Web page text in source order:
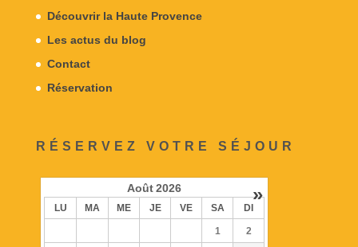
Découvrir la Haute Provence
Les actus du blog
Contact
Réservation
RÉSERVEZ VOTRE SÉJOUR
»
Août 2026
LU MA ME JE VE SA DI
1 2